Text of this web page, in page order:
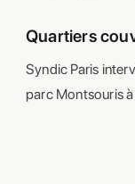
Quartiers
Syndic Paris
parc Montsouris